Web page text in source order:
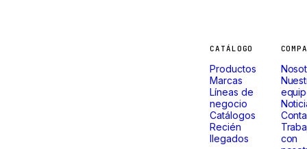
CATÁLOGO
Productos
Marcas
Líneas de
negocio
Catálogos
Recién
llegados
con